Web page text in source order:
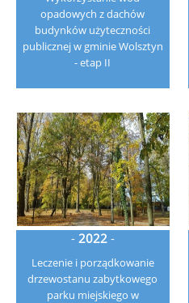
opadowych z dachów
budynków użyteczności
publicznej w gminie Wolsztyn
- etap II
- 2022 -
Leczenie i porządkowanie
drzewostanu zabytkowego
parku miejskiego w